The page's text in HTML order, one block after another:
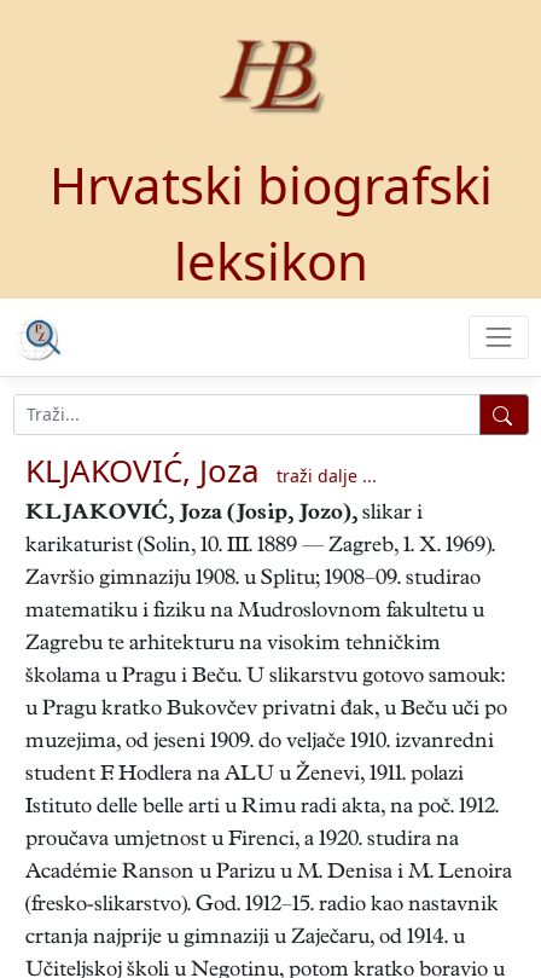
Hrvatski biografski
leksikon
KLJAKOVIĆ, Joza
traži dalje ...
KLJAKOVIĆ, Joza (Josip, Jozo), slikar i
karikaturist (Solin, 10. III. 1889 — Zagreb, 1. X. 1969).
Završio gimnaziju 1908. u Splitu; 1908–09. studirao
matematiku i fiziku na Mudroslovnom fakultetu u
Zagrebu te arhitekturu na visokim tehničkim
školama u Pragu i Beču. U slikarstvu gotovo samouk:
u Pragu kratko Bukovčev privatni đak, u Beču uči po
muzejima, od jeseni 1909. do veljače 1910. izvanredni
student F. Hodlera na ALU u Ženevi, 1911. polazi
Istituto delle belle arti u Rimu radi akta, na poč. 1912.
proučava umjetnost u Firenci, a 1920. studira na
Académie Ranson u Parizu u M. Denisa i M. Lenoira
(fresko-slikarstvo). God. 1912–15. radio kao nastavnik
crtanja najprije u gimnaziji u Zaječaru, od 1914. u
Učiteljskoj školi u Negotinu, potom kratko boravio u